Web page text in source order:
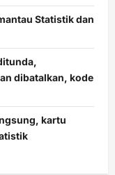
Statistik dan
dibatalkan, kode
kartu